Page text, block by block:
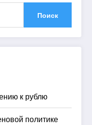
Поиск
к рублю
политике